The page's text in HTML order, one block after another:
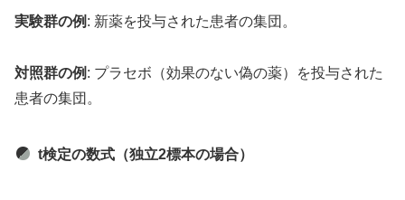
実験群の例 : 新薬を投与された患者の集団。
対照群の例 : プラセボ（効果のない偽の薬）を投与された
患者の集団。
t検定の数式（独立2標本の場合）